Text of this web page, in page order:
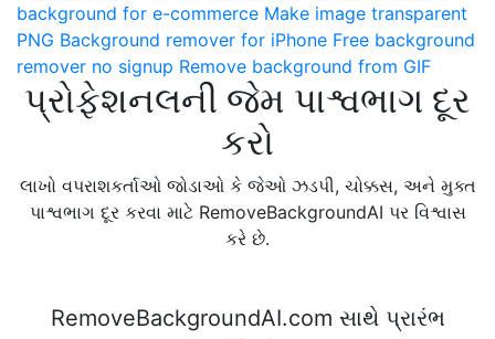
background for e-commerce Make image transparent
PNG Background remover for iPhone Free background
remover no signup Remove background from GIF
પ્રોફેશનલની જેમ પાશ્વભાગ દૂર
કરો
લાખો વપરાશકર્તાઓ જોડાઓ કે જેઓ ઝડપી, ચોક્કસ, અને મુક્ત
પાશ્વભાગ દૂર કરવા માટે RemoveBackgroundAI પર વિશ્વાસ
કરે છે.
RemoveBackgroundAI.com સાથે પ્રારંભ